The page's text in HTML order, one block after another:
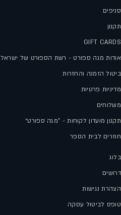
סניפים
תקנון
GIFT CARDS
אודות מגה ספורט - רשת הספורט של ישראל
ביטול הזמנה והחזרות
מדיניות פרטיות
משלוחים
תקנון מועדון לקוחות - "מגה ספורט״
חוזרים לבית הספר
בלוג
דרושים
הצהרת נגישות
טופס לביטול עסקה